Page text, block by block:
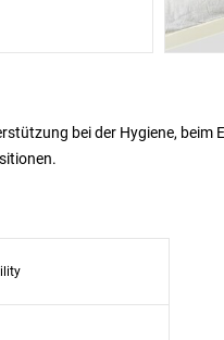
bei der Hygiene,